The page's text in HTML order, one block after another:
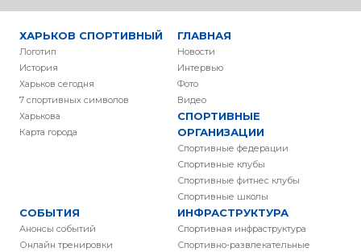
ХАРЬКОВ СПОРТИВНЫЙ
Логотип
История
Харьков сегодня
7 спортивных символов
Харькова
Карта города
ГЛАВНАЯ
Новости
Интервью
Фото
Видео
СПОРТИВНЫЕ
ОРГАНИЗАЦИИ
Спортивные федерации
Спортивные клубы
Спортивные фитнес клубы
Спортивные школы
СОБЫТИЯ
Анонсы событий
Онлайн тренировки
ИНФРАСТРУКТУРА
Спортивная инфраструктура
Спортивно-развлекательные